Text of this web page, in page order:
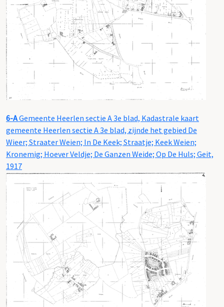
6-AGemeente Heerlen sectie A 3e blad, Kadastrale kaart
gemeente Heerlen sectie A 3e blad, zijnde het gebied De
Wieer; Straater Weien; In De Keek; Straatje; Keek Weien;
Kronemig; Hoever Veldje; De Ganzen Weide; Op De Huls; Geit,
1917